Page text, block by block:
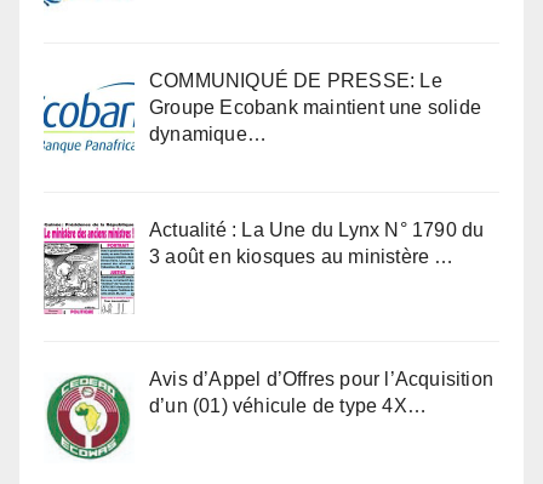
COMMUNIQUÉ DE PRESSE: Le
Groupe Ecobank maintient une solide
dynamique…
Actualité : La Une du Lynx N° 1790 du
3 août en kiosques au ministère …
Avis d’Appel d’Offres pour l’Acquisition
d’un (01) véhicule de type 4X…